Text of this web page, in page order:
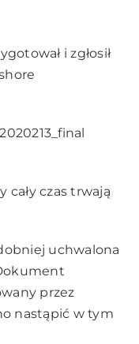
i zgłosił
cały czas trwają
uchwalona
przez
nastąpić w tym